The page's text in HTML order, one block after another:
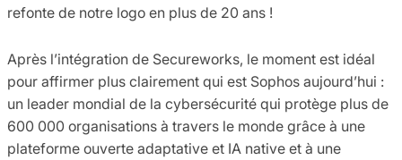
refonte de notre logo en plus de 20 ans !
Après l’intégration de Secureworks, le moment est idéal
pour affirmer plus clairement qui est Sophos aujourd’hui :
un leader mondial de la cybersécurité qui protège plus de
600 000 organisations à travers le monde grâce à une
plateforme ouverte adaptative et IA native et à une